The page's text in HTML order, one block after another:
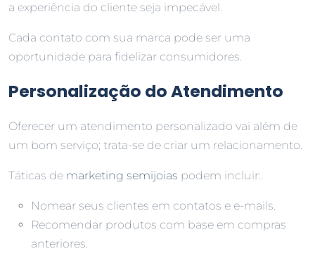
a experiência do cliente seja impecável.
Cada contato com sua marca pode ser uma
oportunidade para fidelizar consumidores.
Personalização do Atendimento
Oferecer um atendimento personalizado vai além de
um bom serviço; trata-se de criar um relacionamento.
Táticas de marketing semijoias podem incluir:.
Nomear seus clientes em contatos e e-mails.
Recomendar produtos com base em compras
anteriores.